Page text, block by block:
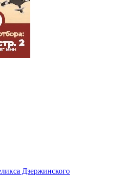
Дзержинского